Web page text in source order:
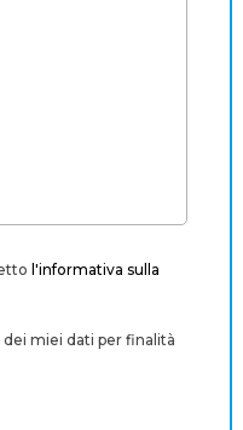
l'informativa sulla
miei dati per finalità